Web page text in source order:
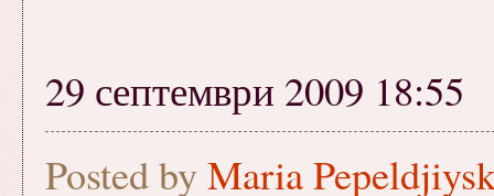
29 септември 2009 18:55
Posted by Maria